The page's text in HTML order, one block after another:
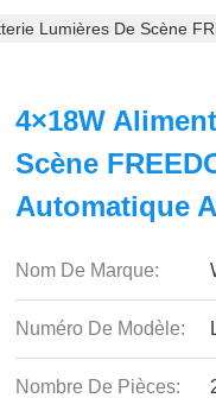
Lumières De Scène
4×18W
Scène
Automatique
Nom De Marque:
Numéro De Modèle:
Nombre De Pièces: